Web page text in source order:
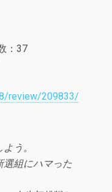
：37
review/209833/
う。
選組にハマった